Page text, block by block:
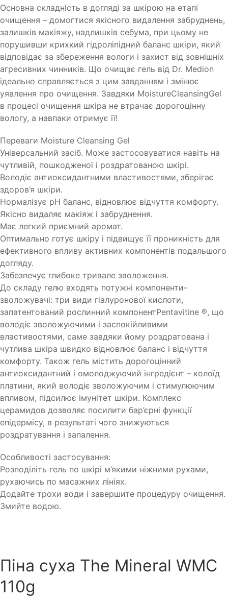
Основна складність в догляді за шкірою на етапі
очищення – домогтися якісного видалення забруднень,
залишків макіяжу, надлишків себума, при цьому не
порушивши крихкий гідроліпідний баланс шкіри, який
відповідає за збереження вологи і захист від зовнішніх
агресивних чинників. Що очищає гель від Dr. Medion
ідеально справляється з цим завданням і змінює
уявлення про очищення. Завдяки MoistureCleansingGel
в процесі очищення шкіра не втрачає дорогоцінну
вологу, а навпаки отримує її!
Переваги Moisture Cleansing Gel
Універсальний засіб. Може застосовуватися навіть на
чутливій, пошкодженої і роздратованою шкірі.
Володіє антиоксидантними властивостями, зберігає
здоров’я шкіри.
Нормалізує рН баланс, відновлює відчуття комфорту.
Якісно видаляє макіяж і забруднення.
Має легкий приємний аромат.
Оптимально готує шкіру і підвищує її проникність для
ефективного впливу активних компонентів подальшого
догляду.
Забезпечує глибоке тривале зволоження.
До складу гелю входять потужні компоненти-
зволожувачі: три види гіалуронової кислоти,
запатентований рослинний компонентPentavitine ®, що
володіє зволожуючими і заспокійливими
властивостями, саме завдяки йому роздратована і
чутлива шкіра швидко відновлює баланс і відчуття
комфорту. Також гель містить дорогоцінний
антиоксидантний і омолоджуючий інгредієнт – колоїд
платини, який володіє зволожуючим і стимулюючим
впливом, підсилює імунітет шкіри. Комплекс
церамидов дозволяє посилити бар’єрні функції
епідермісу, в результаті чого знижуються
роздратування і запалення.
Особливості застосування:
Розподіліть гель по шкірі м’якими ніжними рухами,
рухаючись по масажних лініях.
Додайте трохи води і завершите процедуру очищення.
Змийте водою.
Піна суха The Mineral WMC
110g